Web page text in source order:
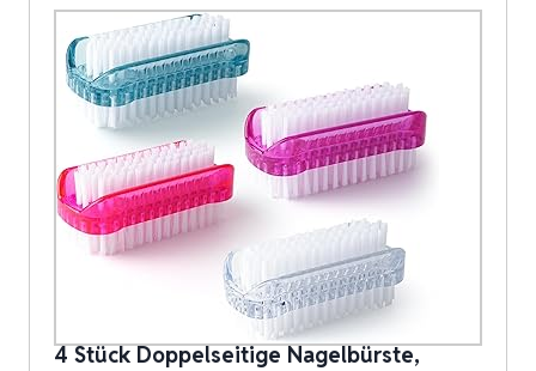
4 Stück Doppelseitige Nagelbürste,